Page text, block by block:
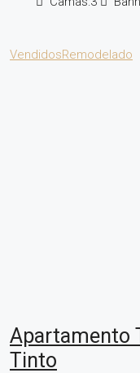
VendidosRemodelado
Apartamento
Tinto